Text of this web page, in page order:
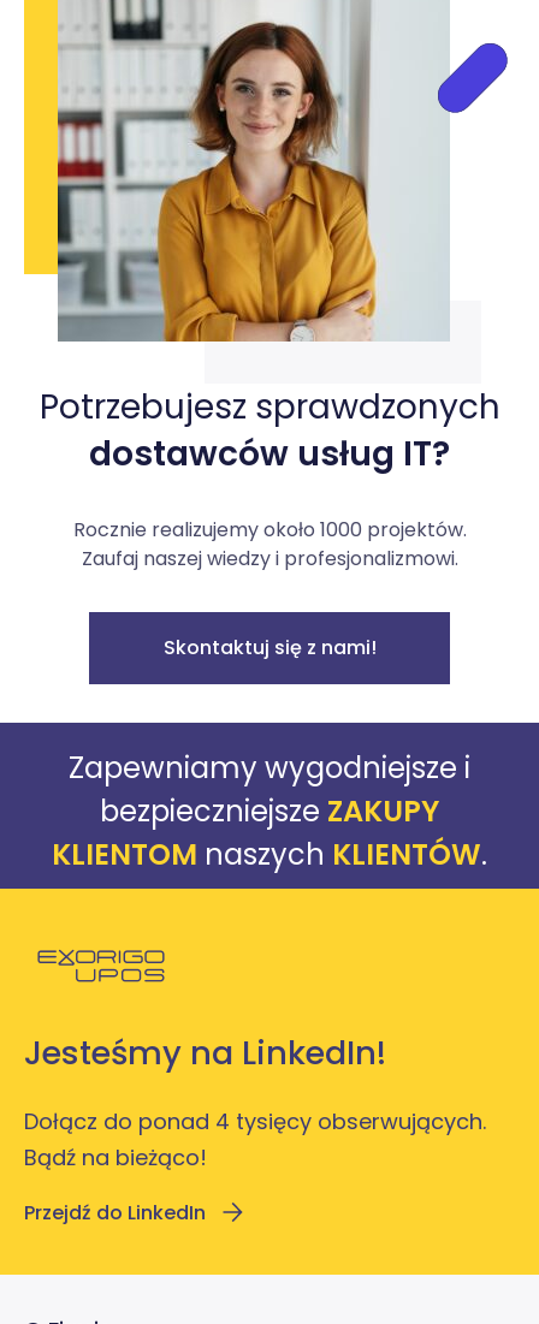
Potrzebujesz sprawdzonych
dostawców usług IT?
Rocznie realizujemy około 1000 projektów.
Zaufaj naszej wiedzy i profesjonalizmowi.
Skontaktuj się z nami!
Zapewniamy wygodniejsze i
bezpieczniejsze ZAKUPY
KLIENTOM naszych KLIENTÓW.
Jesteśmy na LinkedIn!
Dołącz do ponad 4 tysięcy obserwujących.
Bądź na bieżąco!
Przejdź do LinkedIn